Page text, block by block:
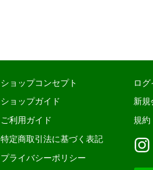
ショップコンセプト
ショップガイド
ご利用ガイド
特定商取引法に基づく表記
プライバシーポリシー
ログ
新規
規約